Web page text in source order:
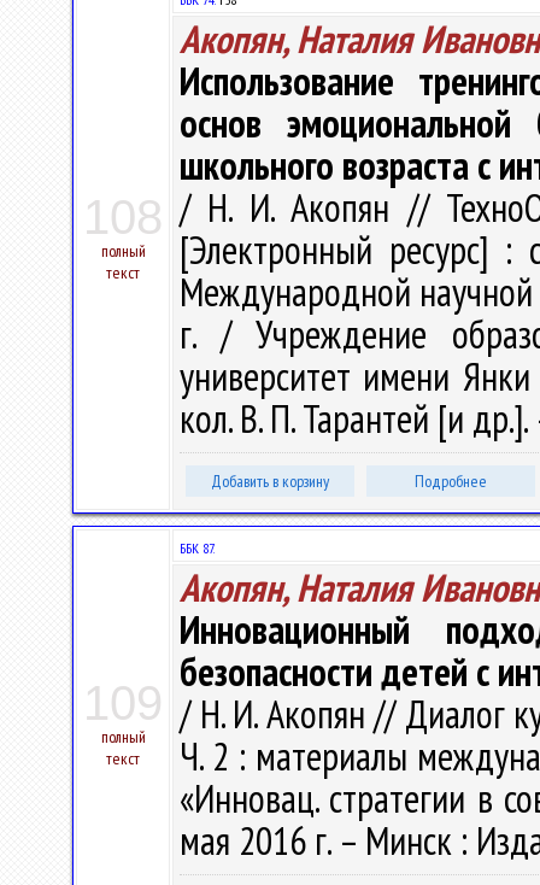
108
полный
текст
Акопян, Наталия
Использование
основ
школьного возраста с
/ Н. И. Акопян //
[Электронный ресурс] :
Международной
г. / Учреждение
университет имени
кол. В. П. Тарантей [и
Добавить в корзину Подробнее
109
полный
текст
ББК 87.
Акопян, Наталия
Инновационный
безопасности детей с
/ Н. И. Акопян // Диалог
Ч. 2 : материалы
«Инновац. стратегии в
мая 2016 г. – Минск :